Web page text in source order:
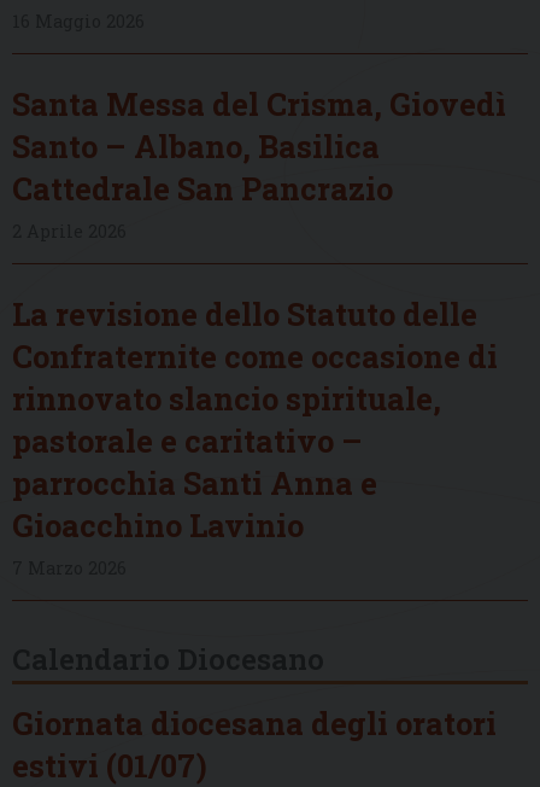
Santa Messa del Crisma, Giovedì
Santo – Albano, Basilica
Cattedrale San Pancrazio
La revisione dello Statuto delle
Confraternite come occasione di
rinnovato slancio spirituale,
pastorale e caritativo –
parrocchia Santi Anna e
Gioacchino Lavinio
Giornata diocesana degli oratori
estivi (01/07)